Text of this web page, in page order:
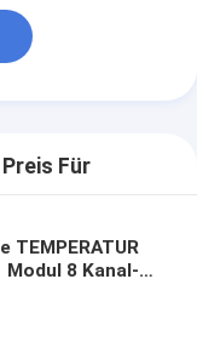
Für
TEMPERATUR
Modul 8 Kanal-